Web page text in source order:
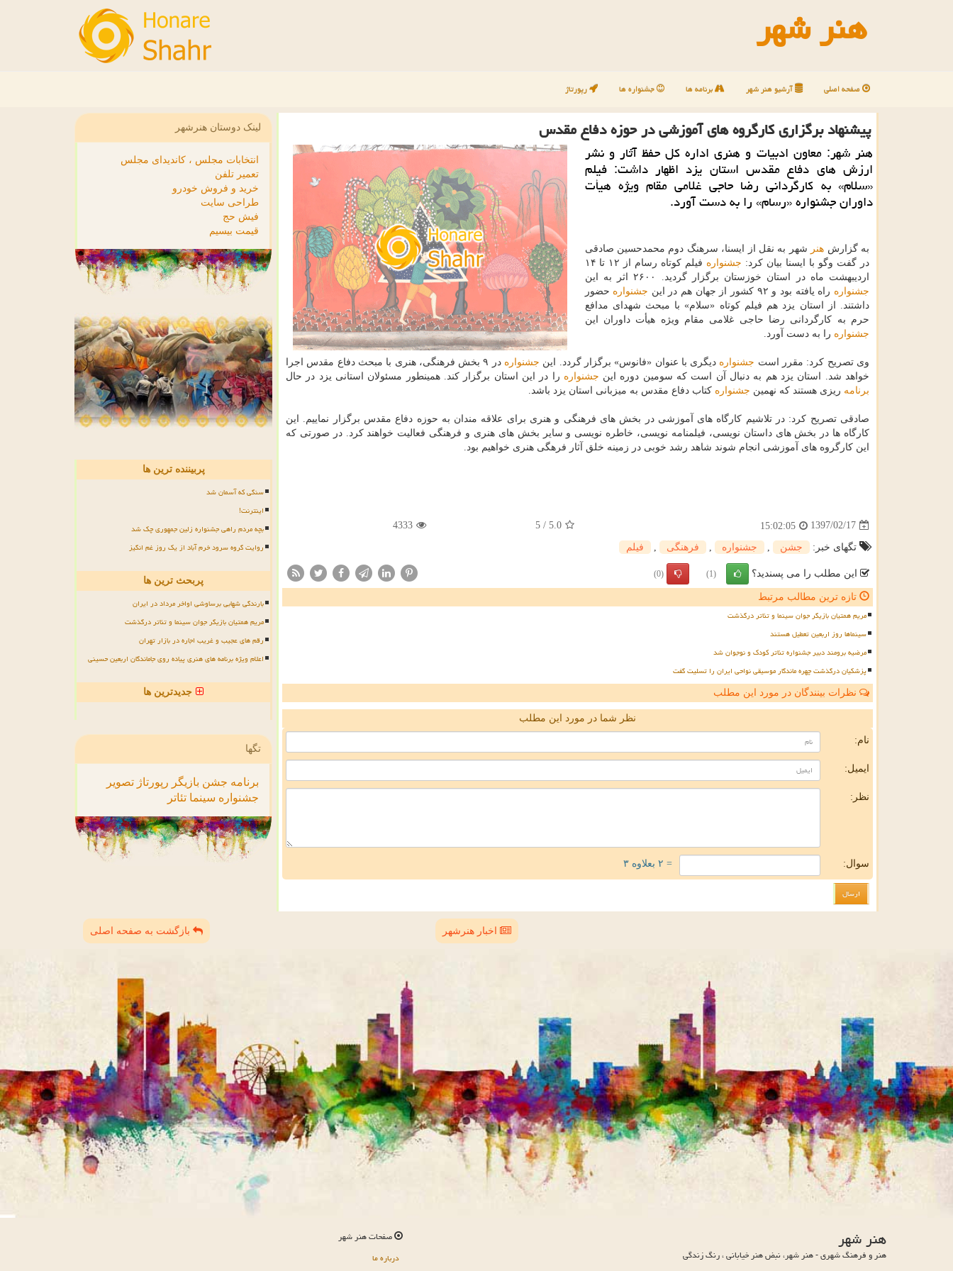
هنر شهر
صفحه اصلی آرشیو هنر شهر برنامه ها جشنواره ها رپورتاژ
پیشنهاد برگزاری كارگروه های آموزشی در حوزه دفاع مقدس
هنر شهر: معاون ادبیات و هنری اداره كل حفظ آثار و نشر
ارزش های دفاع مقدس استان یزد اظهار داشت: فیلم
«سلام» به كارگردانی رضا حاجی غلامی مقام ویژه هیأت
داوران جشنواره «رسام» را به دست آورد.
به گزارش هنر شهر به نقل از ایسنا، سرهنگ دوم محمدحسین صادقی
در گفت وگو با ایسنا بیان كرد: جشنواره
فیلم كوتاه رسام از ۱۲ تا ۱۴
اردیبهشت ماه در استان خوزستان برگزار گردید. ۲۶۰۰ اثر به این
جشنواره راه یافته بود و ۹۲ كشور از جهان هم در این جشنواره حضور
داشتند. از استان یزد هم فیلم كوتاه «سلام» با مبحث شهدای مدافع
حرم به كارگردانی رضا حاجی غلامی مقام ویژه هیأت داوران این
جشنواره را به دست آورد.
وی تصریح كرد: مقرر است جشنواره دیگری با عنوان «فانوس» برگزار گردد. این جشنواره
در ۹ بخش فرهنگی، هنری با مبحث دفاع مقدس اجرا
خواهد شد. استان یزد هم به دنبال آن است كه سومین دوره این جشنواره را در این استان برگزار كند. همینطور مسئولان استانی یزد در حال
برنامه ریزی هستند كه نهمین جشنواره كتاب دفاع مقدس به میزبانی استان یزد باشد.
صادقی تصریح كرد: در تلاشیم كارگاه های آموزشی در بخش های فرهنگی و هنری برای علاقه مندان به حوزه دفاع مقدس برگزار نماییم. این
كارگاه ها در بخش های داستان نویسی، فیلمنامه نویسی، خاطره نویسی و سایر بخش های هنری و فرهنگی فعالیت خواهند كرد. در صورتی كه
این كارگروه های آموزشی انجام شوند شاهد رشد خوبی در زمینه خلق آثار فرهگی هنری خواهیم بود.
1397/02/17
15:02:05
5.0
/
5
4333
تگهای خبر: جشن جشنواره فرهنگی فیلم
این مطلب را می پسندید؟ (1)
(0)
تازه ترین مطالب مرتبط
مریم همتیان بازیگر جوان سینما و تئاتر درگذشت
سینماها روز اربعین تعطیل هستند
مرضیه برومند دبیر جشنواره تئاتر کودک و نوجوان شد
پزشکیان درگذشت چهره ماندگار موسیقی نواحی ایران را تسلیت گفت
نظرات بینندگان در مورد این مطلب
نظر شما در مورد این مطلب
نام:
ایمیل:
نظر:
سوال: = ۲ بعلاوه ۳
لینک دوستان هنرشهر
انتخابات مجلس ، کاندیدای مجلس
تعمیر تلفن
خرید و فروش خودرو
طراحی سایت
فیش حج
قیمت بیسیم
پربیننده ترین ها
سنگی که آسمان شد
اینترنت!
بچه مردم راهی جشنواره زلین جمهوری چک شد
روایت گروه سرود خرم آباد از یک روز غم انگیز
پربحث ترین ها
بارندگی شهابی برساوشی اواخر مرداد در ایران
مریم همتیان بازیگر جوان سینما و تئاتر درگذشت
رقم های عجیب و غریب اجاره در بازار تهران
اعلام ویژه برنامه های هنری پیاده روی جاماندگان اربعین حسینی
جدیدترین ها
تگها
برنامه جشن بازیگر رپورتاژ تصویر
جشنواره سینما تئاتر
اخبار هنرشهر بازگشت به صفحه اصلی
هنر شهر
هنر و فرهنگ شهری - هنر شهر، نبض هنر خیابانی ، رنگ زندگی
صفحات هنر شهر
درباره ما